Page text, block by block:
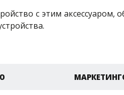
с этим аксессуаром,